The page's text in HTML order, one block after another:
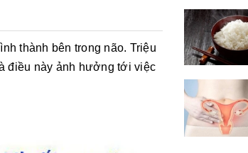
thành bên trong não. Triệu
điều này ảnh hưởng tới việc